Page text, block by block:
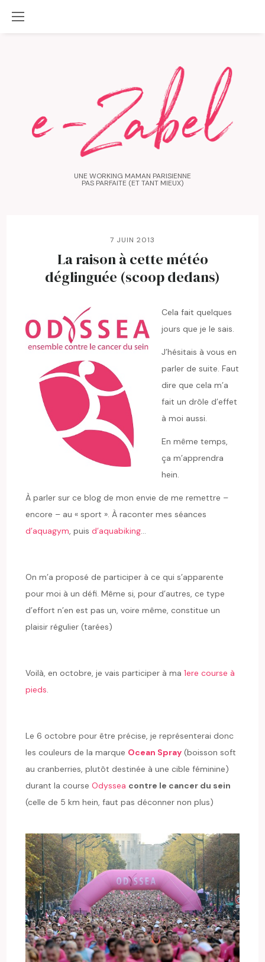
UNE WORKING MAMAN PARISIENNE
PAS PARFAITE (ET TANT MIEUX)
7 JUIN 2013
La raison à cette météo
déglinguée (scoop dedans)
Cela fait quelques
jours que je le sais.
J’hésitais à vous en
parler de suite. Faut
dire que cela m’a
fait un drôle d’effet
à moi aussi.
En même temps,
ça m’apprendra
hein.
À parler sur ce blog de mon envie de me remettre –
encore – au « sport ». À raconter mes séances
d’aquagym, puisd’aquabiking…
On m’a proposé de participer à ce qui s’apparente
pour moi à un défi. Même si, pour d’autres, ce type
d’effort n’en est pas un, voire même, constitue un
plaisir régulier (tarées)
Voilà, en octobre, je vais participer à ma1ere course à
pieds.
Le 6 octobre pour être précise, je représenterai donc
les couleurs de la marque Ocean Spray (boisson soft
au cranberries, plutôt destinée à une cible féminine)
durant la courseOdyssea contre le cancer du sein
(celle de 5 km hein, faut pas déconner non plus)